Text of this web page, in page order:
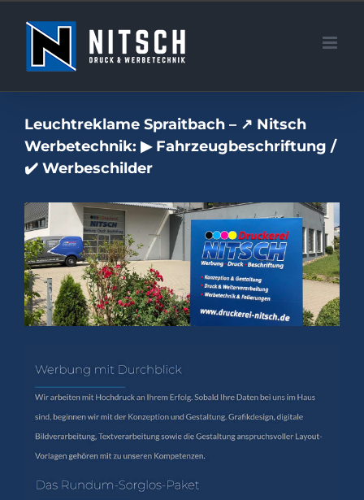
springen
Leuchtreklame Spraitbach – ↗️ Nitsch
Werbetechnik: ▶︎ Fahrzeugbeschriftung /
✔️ Werbeschilder